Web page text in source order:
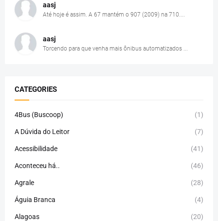
aasj
Até hoje é assim. A 67 mantém o 907 (2009) na 710....
aasj
Torcendo para que venha mais ônibus automatizados ...
CATEGORIES
4Bus (Buscoop) (1)
A Dúvida do Leitor (7)
Acessibilidade (41)
Aconteceu há.. (46)
Agrale (28)
Águia Branca (4)
Alagoas (20)